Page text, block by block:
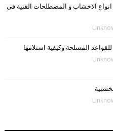
الاخشاب و المصطلحات الفنية فى
المسلحة وكيفية استلامها